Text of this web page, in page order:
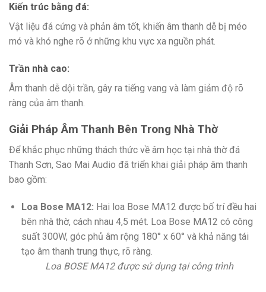
Kiến trúc bằng đá:
Vật liệu đá cứng và phản âm tốt, khiến âm thanh dễ bị méo
mó và khó nghe rõ ở những khu vực xa nguồn phát.
Trần nhà cao:
Âm thanh dễ dội trần, gây ra tiếng vang và làm giảm độ rõ
ràng của âm thanh.
Giải Pháp Âm Thanh Bên Trong Nhà Thờ
Để khắc phục những thách thức về âm học tại nhà thờ đá
Thanh Sơn, Sao Mai Audio đã triển khai giải pháp âm thanh
bao gồm:
Loa Bose MA12: Hai loa Bose MA12 được bố trí đều hai
bên nhà thờ, cách nhau 4,5 mét. Loa Bose MA12 có công
suất 300W, góc phủ âm rộng 180° x 60° và khả năng tái
tạo âm thanh trung thực, rõ ràng.
Loa BOSE MA12 được sử dụng tại công trình